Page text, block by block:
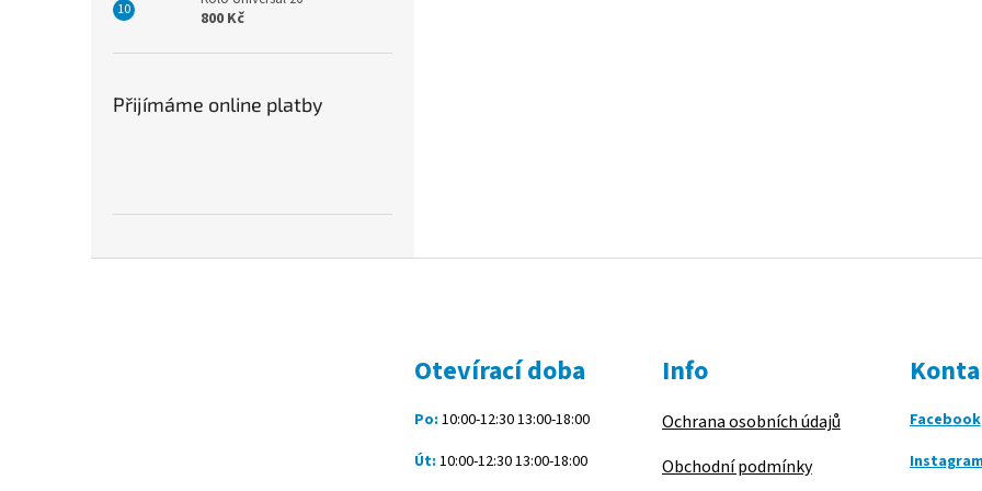
800 Kč
Přijímáme online platby
Otevírací doba
Po: 10:00-12:30 13:00-18:00
Út: 10:00-12:30 13:00-18:00
Info
Ochrana osobních údajů
Obchodní podmínky
Facebook